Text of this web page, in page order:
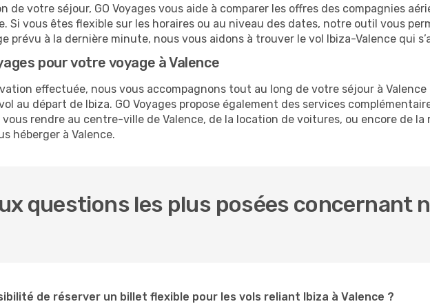
de votre séjour, GO Voyages vous aide à comparer les offres des compagnies
Si vous êtes flexible sur les horaires ou au niveau des dates, notre outil vous
prévu à la dernière minute, nous vous aidons à trouver le vol Ibiza-Valence qui
pour votre voyage à Valence
effectuée, nous vous accompagnons tout au long de votre séjour à
au départ de Ibiza. GO Voyages propose également des services
vous rendre au centre-ville de Valence, de la location de voitures, ou encore de
héberger à Valence.
questions les plus posées concernant
de réserver un billet flexible pour les vols reliant Ibiza à Valence ?